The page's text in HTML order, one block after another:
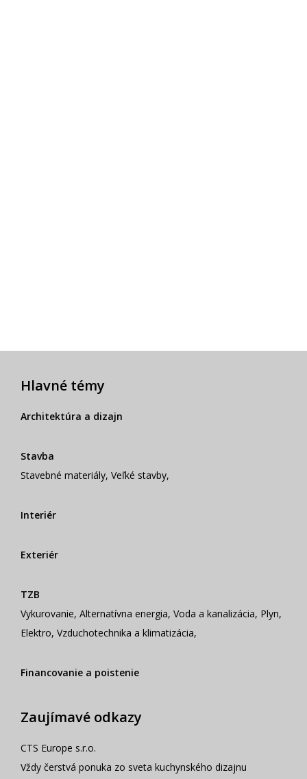
Hlavné témy
Architektúra a dizajn
Stavba
Stavebné materiály, Veľké stavby,
Interiér
Exteriér
TZB
Vykurovanie, Alternatívna energia, Voda a kanalizácia, Plyn,
Elektro, Vzduchotechnika a klimatizácia,
Financovanie a poistenie
Zaujímavé odkazy
CTS Europe s.r.o.
Vždy čerstvá ponuka zo sveta kuchynského dizajnu